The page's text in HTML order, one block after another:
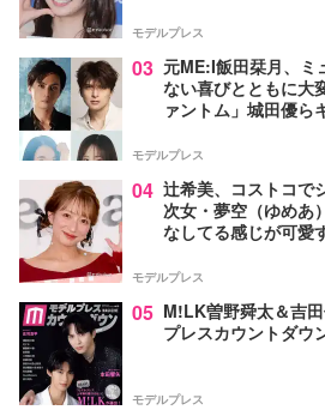
モデルプレス
03 元ME:I飯田栞月、ミ
ない喜びとともに大
ァントム」城田優ら
モデルプレス
04 辻希美、コストコで
次女・夢空（ゆめあ
なしてる感じが可愛
モデルプレス
05 M!LK曽野舜太＆吉
プレスカウントダウ
モデルプレス